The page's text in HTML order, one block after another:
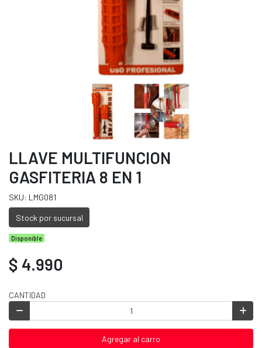
LLAVE MULTIFUNCION
GASFITERIA 8 EN 1
SKU: LMG081
Stock por sucursal
Disponible
$ 4.990
CANTIDAD
Agregar al carro